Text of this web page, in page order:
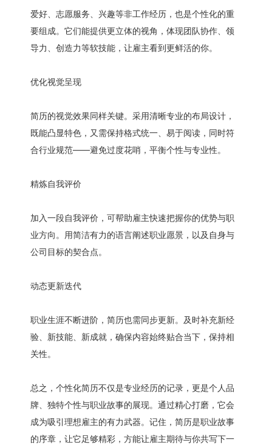
爱好、志愿服务、兴趣等非工作经历，也是个性化的重
要组成。它们能提供更立体的视角，体现团队协作、领
导力、创造力等软技能，让雇主看到更鲜活的你。
优化视觉呈现
简历的视觉效果同样关键。采用清晰专业的布局设计，
既能凸显特色，又需保持格式统一、易于阅读，同时符
合行业规范——避免过度花哨，平衡个性与专业性。
精炼自我评价
加入一段自我评价，可帮助雇主快速把握你的优势与职
业方向。用简洁有力的语言阐述职业愿景，以及自身与
公司目标的契合点。
动态更新迭代
职业生涯不断进阶，简历也需同步更新。及时补充新经
验、新技能、新成就，确保内容始终贴合当下，保持相
关性。
总之，个性化简历不仅是专业经历的记录，更是个人品
牌、独特个性与职业故事的展现。通过精心打磨，它会
成为吸引理想雇主的有力武器。记住，简历是职业故事
的序章，让它足够精彩，方能让雇主期待与你共写下一